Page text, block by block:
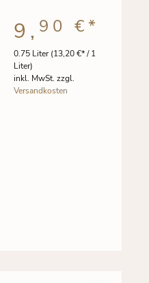
0.75 Liter(13,20 €* / 1
Liter)
inkl. MwSt. zzgl.
Versandkosten
9, 90 €*